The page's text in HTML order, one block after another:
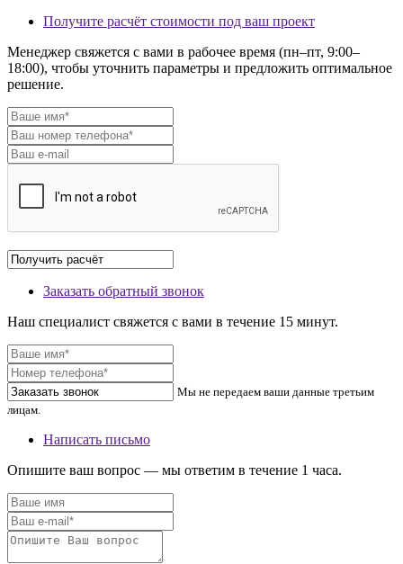
Получите расчёт стоимости под ваш проект
Менеджер свяжется с вами в рабочее время (пн–пт, 9:00–
18:00), чтобы уточнить параметры и предложить оптимальное
решение.
Заказать обратный звонок
Наш специалист свяжется с вами в течение 15 минут.
Мы не передаем ваши данные третьим
лицам.
Написать письмо
Опишите ваш вопрос — мы ответим в течение 1 часа.